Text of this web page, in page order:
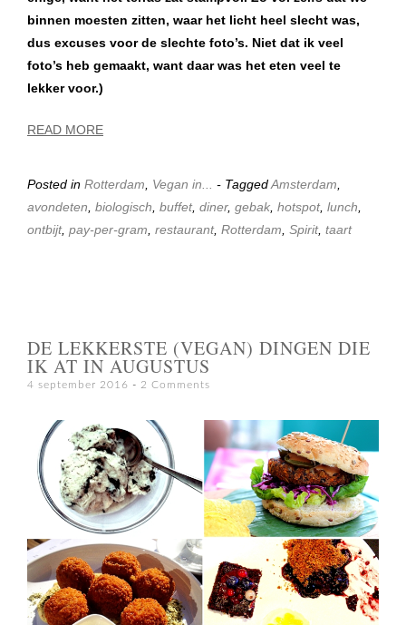
binnen moesten zitten, waar het licht heel slecht was,
dus excuses voor de slechte foto’s. Niet dat ik veel
foto’s heb gemaakt, want daar was het eten veel te
lekker voor.)
READ MORE
Posted in Rotterdam, Vegan in... - TaggedAmsterdam,
avondeten, biologisch, buffet, diner, gebak, hotspot, lunch,
ontbijt, pay-per-gram, restaurant, Rotterdam, Spirit, taart
DE LEKKERSTE (VEGAN) DINGEN DIE
IK AT IN AUGUSTUS
4 september 2016 2 Comments